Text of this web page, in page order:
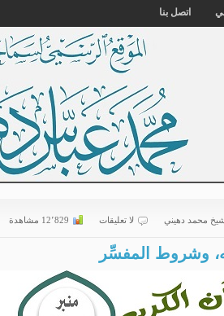
اتصل بنا
محمد دهیني لا تعليقات 12٬829 مشاهدة
وشروط المفسِّر